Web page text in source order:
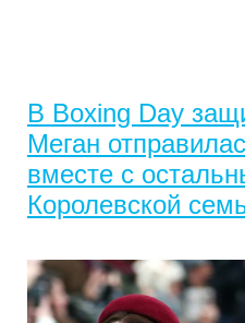
В Boxing Day
Меган
вместе с
Королевской